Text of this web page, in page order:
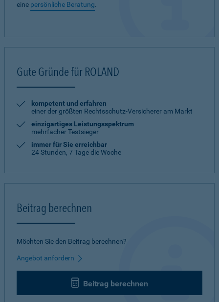
eine persönliche Beratung.
Gute Gründe für ROLAND
kompetent und erfahren
einer der größten Rechtsschutz-Versicherer am Markt
einzigartiges Leistungsspektrum
mehrfacher Testsieger
immer für Sie erreichbar
24 Stunden, 7 Tage die Woche
Beitrag berechnen
Möchten Sie den Beitrag berechnen?
Angebot anfordern
Beitrag berechnen